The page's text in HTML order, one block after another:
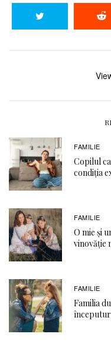
FAMILIE
Copilul
condiția
FAMILIE
O mie și
vinovăție
FAMILIE
Familia